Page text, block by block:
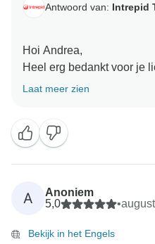
Antwoord van: Intrepid
Hoi Andrea,
Heel erg bedankt voor je lieve
dat je een geweldige tijd
Laat meer zien
A
Anoniem
5,0
•
Bekijk in het Engels